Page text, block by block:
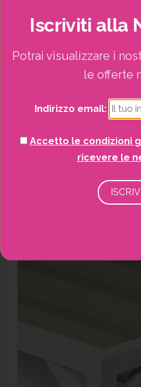
Tenda Ombreggiante
SCOPRI DI PIÙ
Iscriviti alla
Potrai visualizzare i
le offerte
Indirizzo email:
Accetto le condizioni
ricevere le